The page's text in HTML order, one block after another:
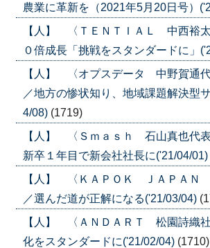
農業に革新を（2021年5月20日号）
【人】 〈ＴＥＮＴＩＡＬ 中西裕太
０倍成長「挑戦をスタンダードに」
【人】 〈オプスデータ 中野賀通代
／地方の惨状知り、地域課題解決型
4/08) (1719)
【人】 〈Ｓｍａｓｈ 石山真也代
新卒１年目で新会社社長に('21/04/01)
【人】 〈ＫＡＰＯＫ ＪＡＰＡＮ
／選んだ道が正解になる('21/03/04)
【人】 〈ＡＮＤＡＲＴ 松園詩織
化をスタンダードに('21/02/04) (1710)